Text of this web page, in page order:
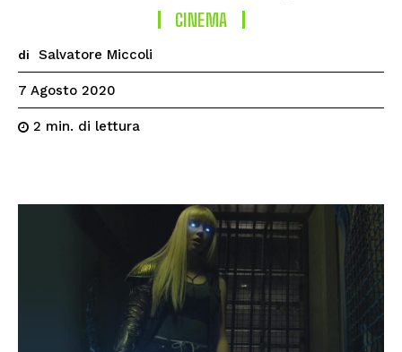
CINEMA
di Salvatore Miccoli
7 Agosto 2020
2 min. di lettura